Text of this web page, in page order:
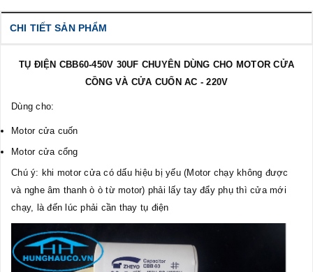
CHI TIẾT SẢN PHẨM
TỤ ĐIỆN CBB60-450V 30UF CHUYÊN DÙNG CHO MOTOR CỬA
CỒNG VÀ CỬA CUỐN AC - 220V
Dùng cho:
Motor cửa cuốn
Motor cửa cổng
Chú ý: khi motor cửa có dấu hiệu bị yếu (Motor chạy không được
và nghe âm thanh ò ò từ motor) phải lấy tay đẩy phụ thì cửa mới
chạy, là đến lúc phải cần thay tụ điện